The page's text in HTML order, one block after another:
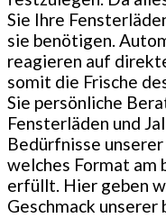
Sie Ihre
sie benötigen.
reagieren auf
somit die Frische
Sie persönliche
Fensterläden und
Bedürfnisse
welches Format am
erfüllt. Hier geben
Geschmack